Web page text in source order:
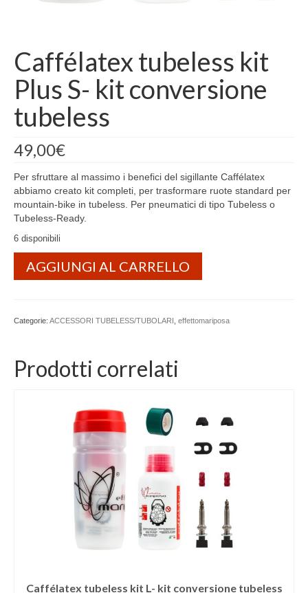
Caffélatex tubeless kit
Plus S- kit conversione
tubeless
49,00€
Per sfruttare al massimo i benefici del sigillante Caffélatex
abbiamo creato kit completi, per trasformare ruote standard per
mountain-bike in tubeless. Per pneumatici di tipo Tubeless o
Tubeless-Ready.
6 disponibili
AGGIUNGI AL CARRELLO
Categorie: ACCESSORI TUBELESS/TUBOLARI effettomariposa
Prodotti correlati
Caffélatex tubeless kit L- kit conversione tubeless